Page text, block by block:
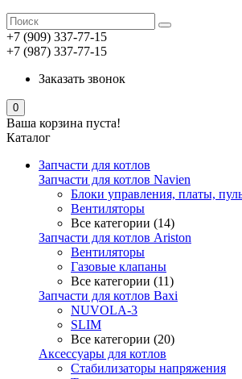
+7 (909) 337-77-15
+7 (987) 337-77-15
Заказать звонок
0
Ваша корзина пуста!
Каталог
Запчасти для котлов
Запчасти для котлов Navien
Блоки управления, платы,
Вентиляторы
Все категории (14)
Запчасти для котлов Ariston
Вентиляторы
Газовые клапаны
Все категории (11)
Запчасти для котлов Baxi
NUVOLA-3
SLIM
Все категории (20)
Аксессуары для котлов
Стабилизаторы напряжения